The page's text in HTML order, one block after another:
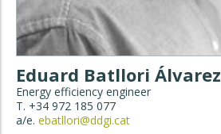
Eduard Batllori Álvarez
Energy efficiency engineer
T. +34 972 185 077
a/e. ebatllori@ddgi.cat